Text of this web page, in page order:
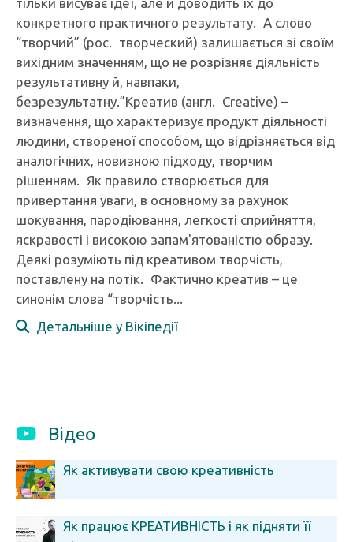
конкретного практичного результату. А слово
“творчий” (рос. творческий) залишається зі своїм
вихідним значенням, що не розрізняє діяльність
результативну й, навпаки,
безрезультатну.”Креатив (англ. Creative) –
визначення, що характеризує продукт діяльності
людини, створеної способом, що відрізняється від
аналогічних, новизною підходу, творчим
рішенням. Як правило створюється для
привертання уваги, в основному за рахунок
шокування, пародіювання, легкості сприйняття,
яскравості і високою запам'ятованістю образу.
Деякі розуміють під креативом творчість,
поставлену на потік. Фактично креатив – це
синонім слова “творчість...
Детальніше у Вікіпедії
Відео
Як активувати свою креативність
Як працює КРЕАТИВНІСТЬ і як підняти її